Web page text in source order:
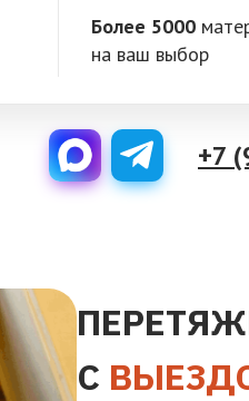
Более 5000
на ваш выбор
+7
С